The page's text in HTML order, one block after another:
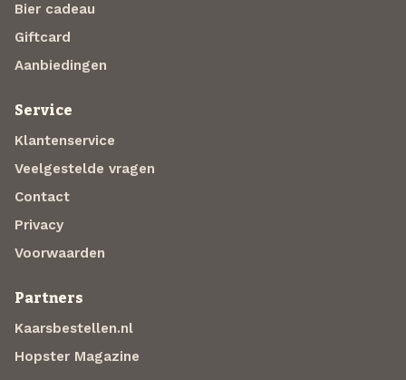
Bier cadeau
Giftcard
Aanbiedingen
Service
Klantenservice
Veelgestelde vragen
Contact
Privacy
Voorwaarden
Partners
Kaarsbestellen.nl
Hopster Magazine